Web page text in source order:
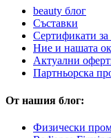
beauty блог
Съставки
Сертификати за
Ние и нашата
Актуални
Партньорска
От нашия блог:
Физически